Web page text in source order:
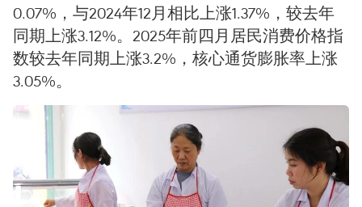
0.07%，与2024年12月相比上涨1.37%，较去年
同期上涨3.12%。2025年前四月居民消费价格指
数较去年同期上涨3.2%，核心通货膨胀率上涨
3.05%。